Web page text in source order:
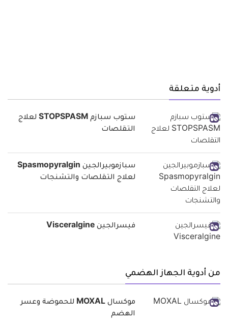
أدوية متعلقة
ستوب سبازم STOPSPASM لعلاج
التقلصات
سبازموبيرالجين Spasmopyralgin
لعلاج التقلصات والتشنجات
فيسرالجين Visceralgine
من أدوية الجهاز الهضمي
موكسال MOXAL للحموضة وعسر
الهضم